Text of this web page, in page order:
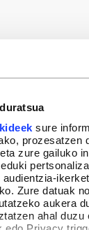
sure
prozesatzen
zure gailuko
Zure datuak
aukera
ahal duzu